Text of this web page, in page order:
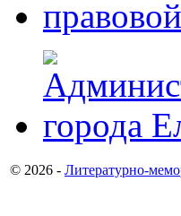
© 2026 - Литературно-